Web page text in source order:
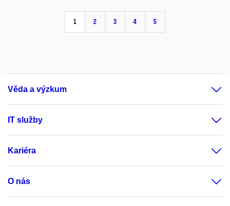
1 2 3 4 5
Věda a výzkum
IT služby
Kariéra
O nás